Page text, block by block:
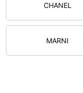
CHANEL
MARNI